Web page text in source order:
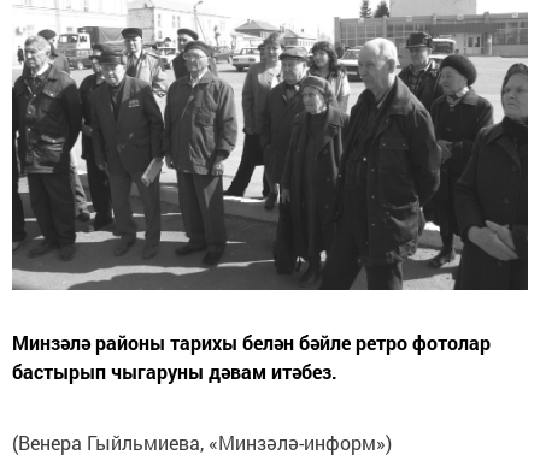
Минзәлә районы тарихы белән бәйле ретро фотолар
бастырып чыгаруны дәвам итәбез.
(Венера Гыйльмиева, «Минзәлә-информ»)